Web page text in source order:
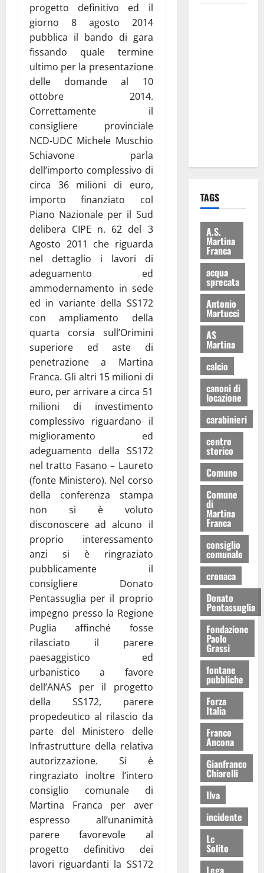
progetto definitivo ed il
giorno 8 agosto 2014
pubblica il bando di gara
fissando quale termine
ultimo per la presentazione
delle domande al 10
ottobre 2014.
Correttamente il
consigliere provinciale
NCD-UDC Michele Muschio
Schiavone parla
dell’importo complessivo di
circa 36 milioni di euro,
importo finanziato col
Piano Nazionale per il Sud
delibera CIPE n. 62 del 3
Agosto 2011 che riguarda
nel dettaglio i lavori di
adeguamento ed
ammodernamento in sede
ed in variante della SS172
con ampliamento della
quarta corsia sull’Orimini
superiore ed aste di
penetrazione a Martina
Franca. Gli altri 15 milioni di
euro, per arrivare a circa 51
milioni di investimento
complessivo riguardano il
miglioramento ed
adeguamento della SS172
nel tratto Fasano – Laureto
(fonte Ministero). Nel corso
della conferenza stampa
non si è voluto
disconoscere ad alcuno il
proprio interessamento
anzi si è ringraziato
pubblicamente il
consigliere Donato
Pentassuglia per il proprio
impegno presso la Regione
Puglia affinché fosse
rilasciato il parere
paesaggistico ed
urbanistico a favore
dell’ANAS per il progetto
della SS172, parere
propedeutico al rilascio da
parte del Ministero delle
Infrastrutture della relativa
autorizzazione. Si è
ringraziato inoltre l’intero
consiglio comunale di
Martina Franca per aver
espresso all’unanimità
parere favorevole al
progetto definitivo dei
lavori riguardanti la SS172
TAGS
A.S.
Martina
Franca
acqua
sprecata
Antonio
Martucci
AS
Martina
calcio
canoni di
locazione
carabinieri
centro
storico
Comune
Comune
di
Martina
Franca
consiglio
comunale
cronaca
Donato
Pentassuglia
Fondazione
Paolo
Grassi
fontane
pubbliche
Forza
Italia
Franco
Ancona
Gianfranco
Chiarelli
Ilva
incidente
Lc
Solito
Lega